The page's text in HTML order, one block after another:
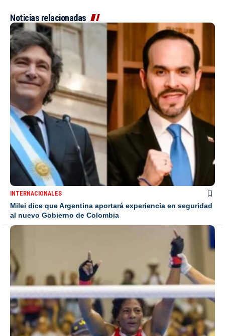
Noticias relacionadas
INTERNACIONALES
Milei dice que Argentina aportará experiencia en seguridad
al nuevo Gobierno de Colombia